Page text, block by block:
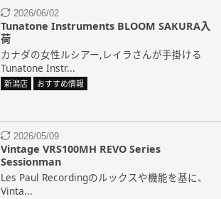
2026/06/02
Tunatone Instruments BLOOM SAKURA入
荷
カナダの女性ルシアー,レイラさんが手掛ける
Tunatone Instr...
新潟店 おすすめ情報
2026/05/09
Vintage VRS100MH REVO Series
Sessionman
Les Paul Recordingのルックスや機能を基に、
Vinta...